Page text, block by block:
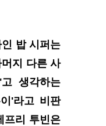
밥 시퍼는
머지 다른 사
생각하는
'라고 비판
프리 투빈은